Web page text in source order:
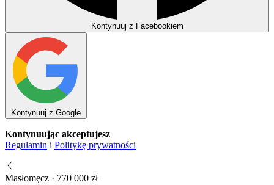
Kontynuuj z Facebookiem
Kontynuuj z Google
Kontynuując akceptujesz
Regulamin i Politykę prywatności
Masłomęcz · 770 000 zł